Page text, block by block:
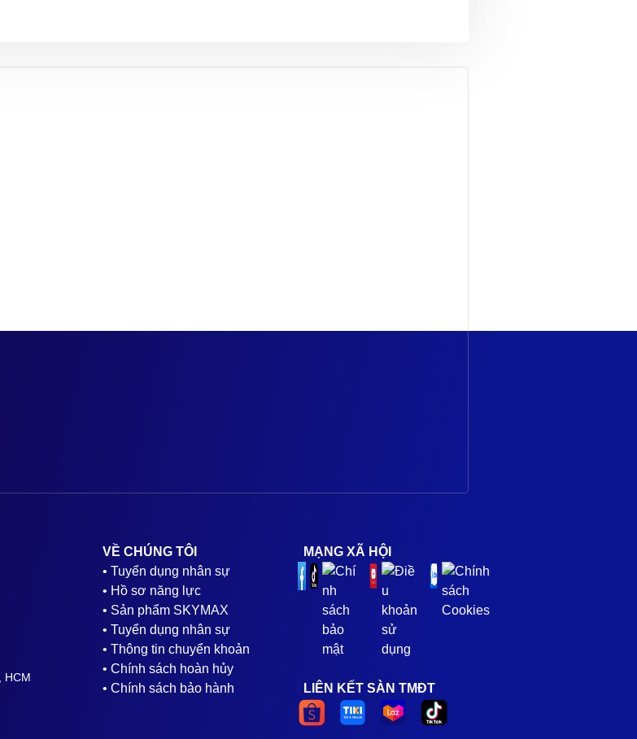
HCM
VỀ CHÚNG TÔI
• Tuyển dụng nhân sự
• Hồ sơ năng lực
• Sản phẩm SKYMAX
• Tuyển dụng nhân sự
• Thông tin chuyển khoản
• Chính sách hoàn hủy
• Chính sách bảo hành
MẠNG XÃ HỘI
LIÊN KẾT SÀN TMĐT